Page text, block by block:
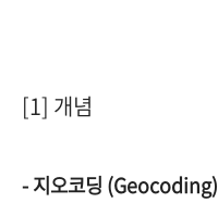
[1] 개념
- 지오코딩 (Geocoding)